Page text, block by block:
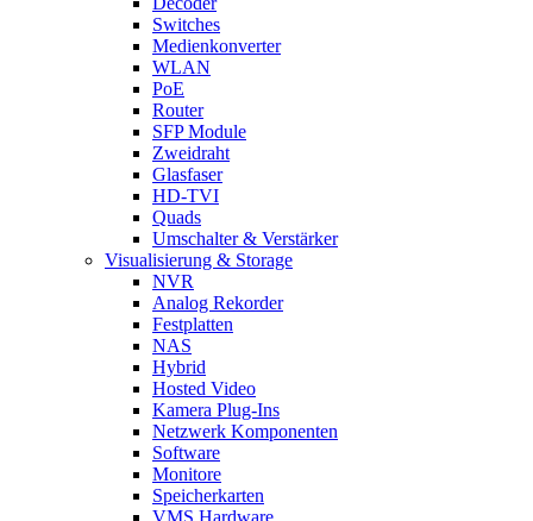
Switches
Medienkonverter
WLAN
PoE
Router
SFP Module
Zweidraht
Glasfaser
HD-TVI
Quads
Umschalter & Verstärker
Visualisierung & Storage
NVR
Analog Rekorder
Festplatten
NAS
Hybrid
Hosted Video
Kamera Plug-Ins
Netzwerk Komponenten
Software
Monitore
Speicherkarten
VMS Hardware